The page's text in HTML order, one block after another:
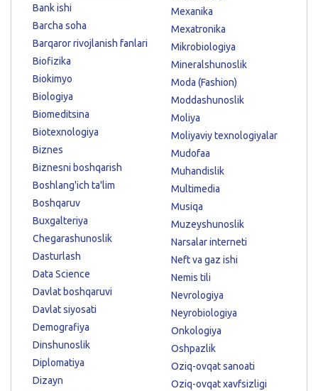
Bank ishi
Barcha soha
Barqaror rivojlanish fanlari
Biofizika
Biokimyo
Biologiya
Biomeditsina
Biotexnologiya
Biznes
Biznesni boshqarish
Boshlang'ich ta'lim
Boshqaruv
Buxgalteriya
Chegarashunoslik
Dasturlash
Data Science
Davlat boshqaruvi
Davlat siyosati
Demografiya
Dinshunoslik
Diplomatiya
Dizayn
Mexanika
Mexatronika
Mikrobiologiya
Mineralshunoslik
Moda (Fashion)
Moddashunoslik
Moliya
Moliyaviy texnologiyalar
Mudofaa
Muhandislik
Multimedia
Musiqa
Muzeyshunoslik
Narsalar interneti
Neft va gaz ishi
Nemis tili
Nevrologiya
Neyrobiologiya
Onkologiya
Oshpazlik
Oziq-ovqat sanoati
Oziq-ovqat xavfsizligi